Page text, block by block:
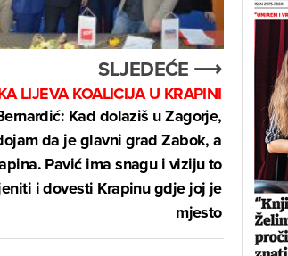
SLJEDEĆE ⟶
LIJEVA KOALICIJA U KRAPINI
Kad dolaziš u Zagorje,
da je glavni grad Zabok, a
Pavić ima snagu i viziju to
i dovesti Krapinu gdje joj je
mjesto